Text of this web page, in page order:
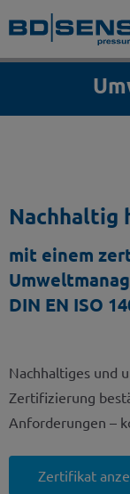
Nachhaltig
mit einem
DIN EN ISO
Nachhaltiges und
Zertifizierung
Anforderungen –
Zertifikat